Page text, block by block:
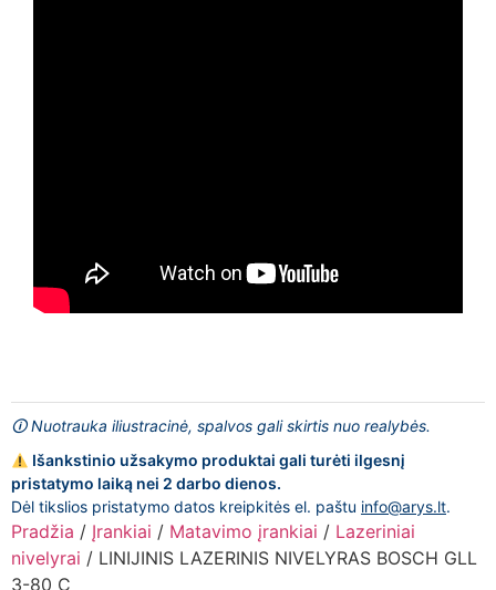
🛈 Nuotrauka iliustracinė, spalvos gali skirtis nuo realybės.
Išankstinio užsakymo produktai gali turėti ilgesnį
pristatymo laiką nei 2 darbo dienos.
Dėl tikslios pristatymo datos kreipkitės el. paštu info@arys.lt.
Pradžia / Įrankiai / Matavimo įrankiai / Lazeriniai
nivelyrai / LINIJINIS LAZERINIS NIVELYRAS BOSCH GLL
3-80 C